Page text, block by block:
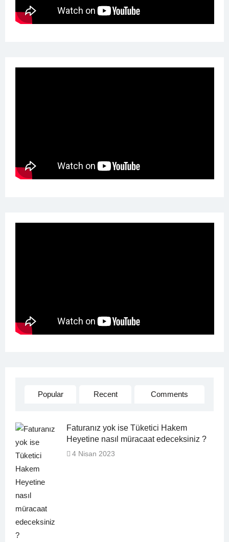
Popular Recent Comments
Faturanız yok ise Tüketici Hakem
Heyetine nasıl müracaat edeceksiniz ?
4 Nisan 2023